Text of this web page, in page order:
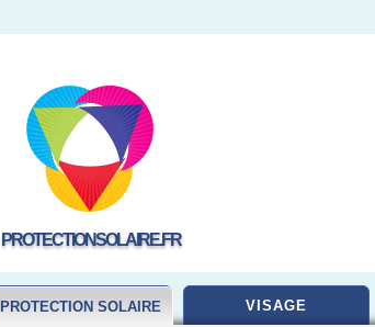
PROTECTIONSOLAIRE.FR
PROTECTION SOLAIRE VISAGE